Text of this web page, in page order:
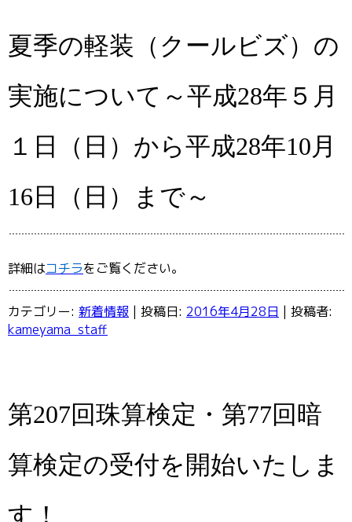
夏季の軽装（クールビズ）の
実施について～平成28年５月
１日（日）から平成28年10月
16日（日）まで～
詳細はコチラをご覧ください。
カテゴリー: 新着情報 | 投稿日: 2016年4月28日 | 投稿者:
kameyama_staff
第207回珠算検定・第77回暗
算検定の受付を開始いたしま
す！